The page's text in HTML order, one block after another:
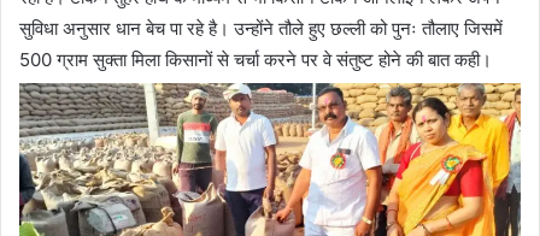
सुविधा अनुसार धान बेच पा रहे है। उन्होंने तौले हुए छल्ली को पुनः तौलाए जिसमें
500 ग्राम सुक्ता मिला किसानों से चर्चा करने पर वे संतुष्ट होने की बात कही।